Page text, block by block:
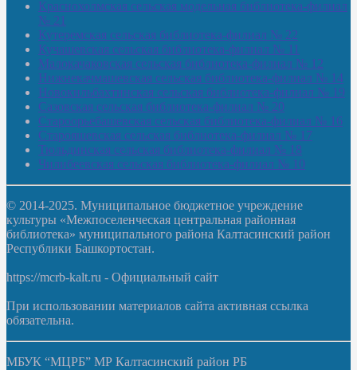
Краснохолмская сельская модельная библиотека-филиал
№ 21
Кутеремская сельская библиотека-филиал № 22
Кучашевская сельская библиотека-филиал № 11
Малокачаковская сельская библиотека-филиал № 12
Нижнекачмашевская сельская библиотека-филиал № 14
Новокильбахтинская сельская библиотека-филиал № 19
Сазовская сельская библиотека-филиал № 20
Староорьебашевская сельская библиотека-филиал № 16
Старояшевская сельская библиотека-филиал № 17
Тюльдинская сельская библиотека-филиал № 18
Чилибеевская сельская библиотека-филиал № 10
© 2014-2025. Муниципальное бюджетное учреждение
культуры «Межпоселенческая центральная районная
библиотека» муниципального района Калтасинский район
Республики Башкортостан.
https://mcrb-kalt.ru - Официальный сайт
При использовании материалов сайта активная ссылка
обязательна.
МБУК “МЦРБ” МР Калтасинский район РБ